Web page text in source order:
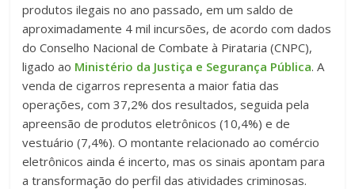
produtos ilegais no ano passado, em um saldo de
aproximadamente 4 mil incursões, de acordo com dados
do Conselho Nacional de Combate à Pirataria (CNPC),
ligado ao Ministério da Justiça e Segurança Pública. A
venda de cigarros representa a maior fatia das
operações, com 37,2% dos resultados, seguida pela
apreensão de produtos eletrônicos (10,4%) e de
vestuário (7,4%). O montante relacionado ao comércio
eletrônicos ainda é incerto, mas os sinais apontam para
a transformação do perfil das atividades criminosas.